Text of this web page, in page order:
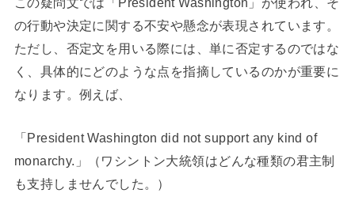
の行動や決定に関する不安や懸念が表現されています。
ただし、否定文を用いる際には、単に否定するのではな
く、具体的にどのような点を指摘しているのかが重要に
なります。例えば、
「President Washington did not support any kind of
monarchy.」（ワシントン大統領はどんな種類の君主制
も支持しませんでした。）